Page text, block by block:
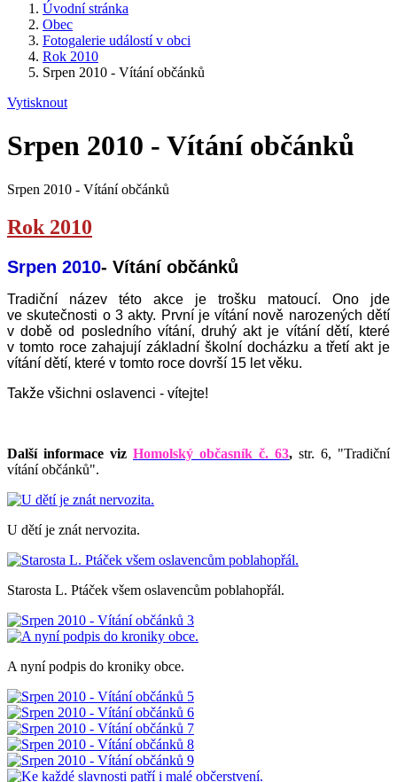
Úvodní stránka
Obec
Fotogalerie událostí v obci
Rok 2010
Srpen 2010 - Vítání občánků
Vytisknout
Srpen 2010 - Vítání občánků
Srpen 2010 - Vítání občánků
Rok 2010
Srpen 2010- Vítání občánků
Tradiční název této akce je trošku matoucí. Ono jde
ve skutečnosti o 3 akty. První je vítání nově narozených dětí
v době od posledního vítání, druhý akt je vítání dětí, které
v tomto roce zahajují základní školní docházku a třetí akt je
vítání dětí, které v tomto roce dovrší 15 let věku.
Takže všichni oslavenci - vítejte!
Další informace viz Homolský občasník č. 63, str. 6, "Tradiční
vítání občánků".
U dětí je znát nervozita.
Starosta L. Ptáček všem oslavencům poblahopřál.
A nyní podpis do kroniky obce.